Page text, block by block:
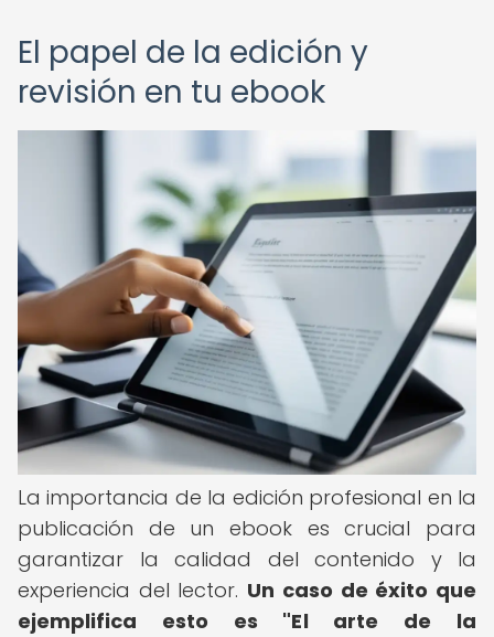
El papel de la edición y
revisión en tu ebook
La importancia de la edición profesional en la
publicación de un ebook es crucial para
garantizar la calidad del contenido y la
experiencia del lector. Un caso de éxito que
ejemplifica esto es "El arte de la